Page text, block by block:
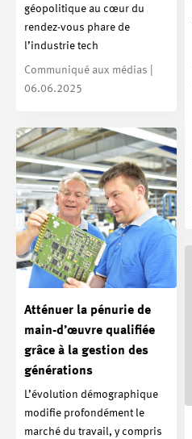
géopolitique au cœur du
rendez-vous phare de
l’industrie tech
Communiqué aux médias |
06.06.2025
Atténuer la pénurie de
main-d’œuvre qualifiée
grâce à la gestion des
générations
L’évolution démographique
modifie profondément le
marché du travail, y compris